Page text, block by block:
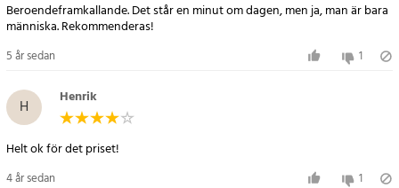
Beroendeframkallande. Det står en minut om dagen, men ja, man är bara
människa. Rekommenderas!
5 år sedan 1
H Henrik
Helt ok för det priset!
4 år sedan 1